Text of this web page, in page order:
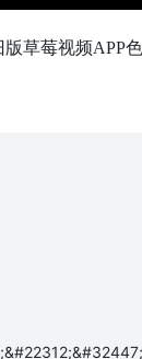
版草莓视频APP色